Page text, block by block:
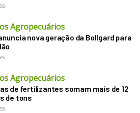
Agropecuários
nova geração da Bollgard para
Agropecuários
de fertilizantes somam mais de 12
de tons